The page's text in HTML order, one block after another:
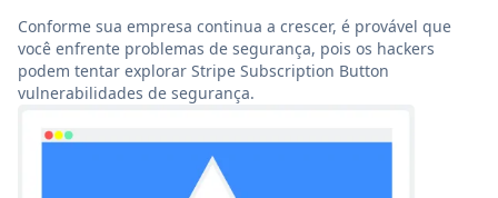
Conforme sua empresa continua a crescer, é provável que
você enfrente problemas de segurança, pois os hackers
podem tentar explorar Stripe Subscription Button
vulnerabilidades de segurança.